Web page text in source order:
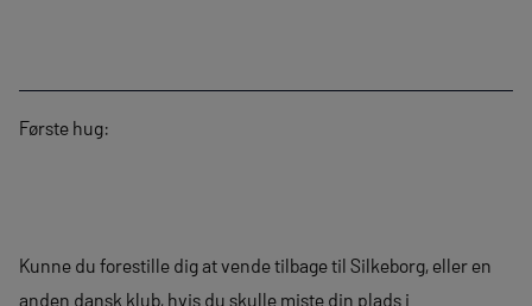
Første hug:
Kunne du forestille dig at vende tilbage til Silkeborg, eller en
anden dansk klub, hvis du skulle miste din plads i